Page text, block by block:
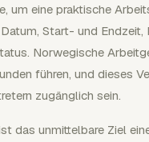
um eine praktische
Start- und
Norwegische
führen, und dieses
zugänglich sein.
das unmittelbare Ziel